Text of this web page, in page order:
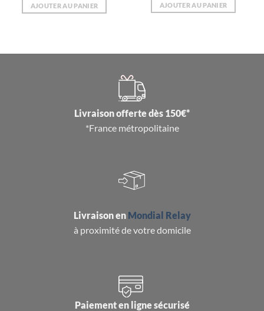
AJOUTER AU PANIER AJOUTER AU PANIER
Livraison offerte dès 150€*
*France métropolitaine
Livraison en Mondial Relay
à proximité de votre domicile
Paiement en ligne sécurisé